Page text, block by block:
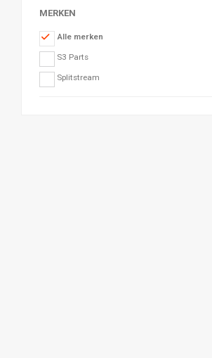
MERKEN
Alle merken
S3 Parts
Splitstream